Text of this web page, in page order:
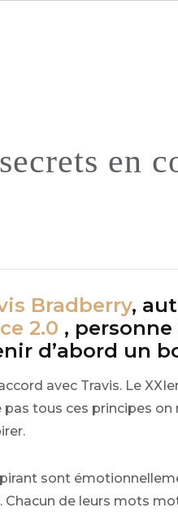
en
Bradberry,
2.0 ,
d’abord un
avec Travis. Le
pas tous ces principes
sont
Chacun de leurs mots